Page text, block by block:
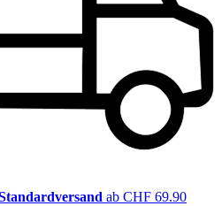
ab CHF 69.90